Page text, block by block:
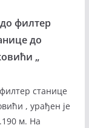
филтер
до
„
станице
, урађен је
м. На